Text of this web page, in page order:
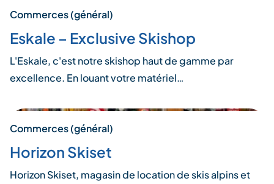
Commerces (général)
Eskale – Exclusive Skishop
L'Eskale, c'est notre skishop haut de gamme par
excellence. En louant votre matériel…
Commerces (général)
Horizon Skiset
Horizon Skiset, magasin de location de skis alpins et